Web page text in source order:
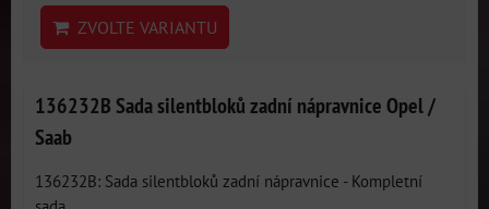
ZVOLTE VARIANTU
136232B Sada silentbloků zadní nápravnice Opel /
Saab
136232B: Sada silentbloků zadní nápravnice - Kompletní